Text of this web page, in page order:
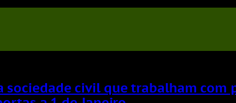
sociedade civil que trabalham